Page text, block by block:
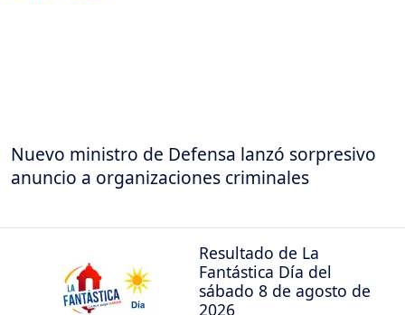
Nuevo ministro de Defensa lanzó sorpresivo
anuncio a organizaciones criminales
Resultado de La
Fantástica Día del
sábado 8 de agosto de
2026